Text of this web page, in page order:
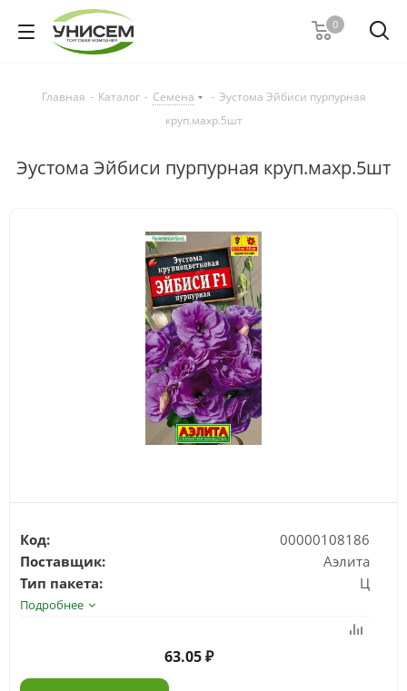
0
Главная - Каталог - Семена - Эустома Эйбиси пурпурная
круп.махр.5шт
Эустома Эйбиси пурпурная круп.махр.5шт
Код:
00000108186
Поставщик:
Аэлита
Тип пакета:
Ц
Подробнее
63.05